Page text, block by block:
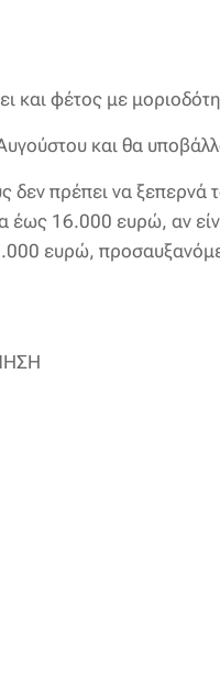
και φέτος με
και θα
δεν πρέπει να
έως 16.000 ευρώ, αν
ευρώ,